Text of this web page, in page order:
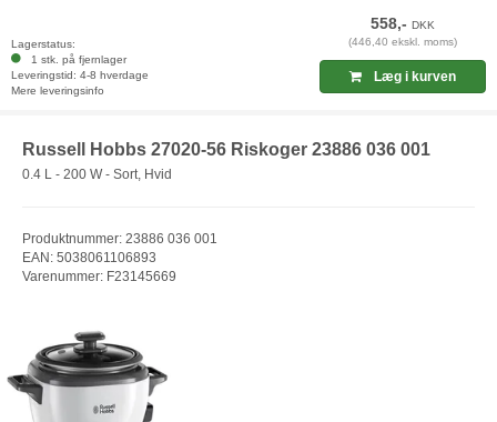
Lagerstatus:
1 stk. på fjernlager
Leveringstid: 4-8 hverdage
Mere leveringsinfo
558,-DKK
(446,40 ekskl. moms)
Læg i kurven
Russell Hobbs 27020-56 Riskoger 23886 036 001
0.4 L - 200 W - Sort, Hvid
Produktnummer: 23886 036 001
EAN: 5038061106893
Varenummer: F23145669